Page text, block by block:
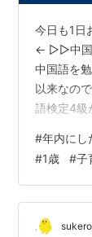
今日も1日
← ▷▷中国
中国語を
以来なの
語検定4級
張ります
やってお
トに持っ
の削除 ・
きまって
#年内にし
#1歳 #子